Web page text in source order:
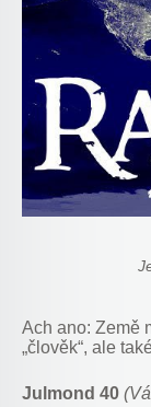
Ach ano: Země
„člověk“, ale
Julmond 40